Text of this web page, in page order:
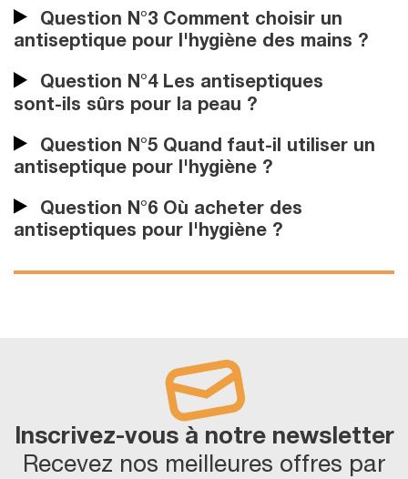
Question N°3 Comment choisir un
antiseptique pour l'hygiène des mains ?
Question N°4 Les antiseptiques
sont-ils sûrs pour la peau ?
Question N°5 Quand faut-il utiliser un
antiseptique pour l'hygiène ?
Question N°6 Où acheter des
antiseptiques pour l'hygiène ?
Inscrivez-vous à notre newsletter
Recevez nos meilleures offres par